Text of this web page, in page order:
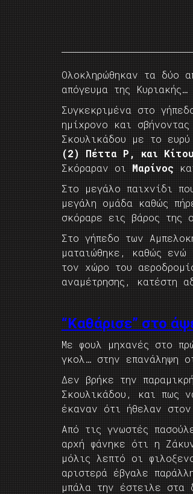
Ολοκληρώθηκαν τα δύο
απόγευμα της Κυριακής…
Συγκεκριμένα στο
ημίχρονο και
Σκουλικάδου με το
(2) Πέττα Ρ, και Κίτου
Σκόραραν οι Μαρίνος
Στο μεγάλο παιχνίδι
μεγάλη ομάδα καθώς
σκόραρε εις βάρος της
Στο γήπεδο των
ματαιώθηκε, καθώς
τον χώρο του
αναμέτρησης, κατέστη
“Καθάρισε” στο
Με φουλ μηχανές στο
γκολ… στην επανάληψη
Δεν βρήκε την
Σκουλικάδου, και πως
έκαναν ότι ήθελαν
Από τις γνωστές
αρχή φάνηκε ότι η
μόλις λεπτό οι
αριστερά έβγαλε
μπάλα την έστειλε στα